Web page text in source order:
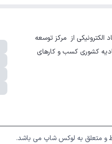
و متعلق به لوکس شاپ می باشد.